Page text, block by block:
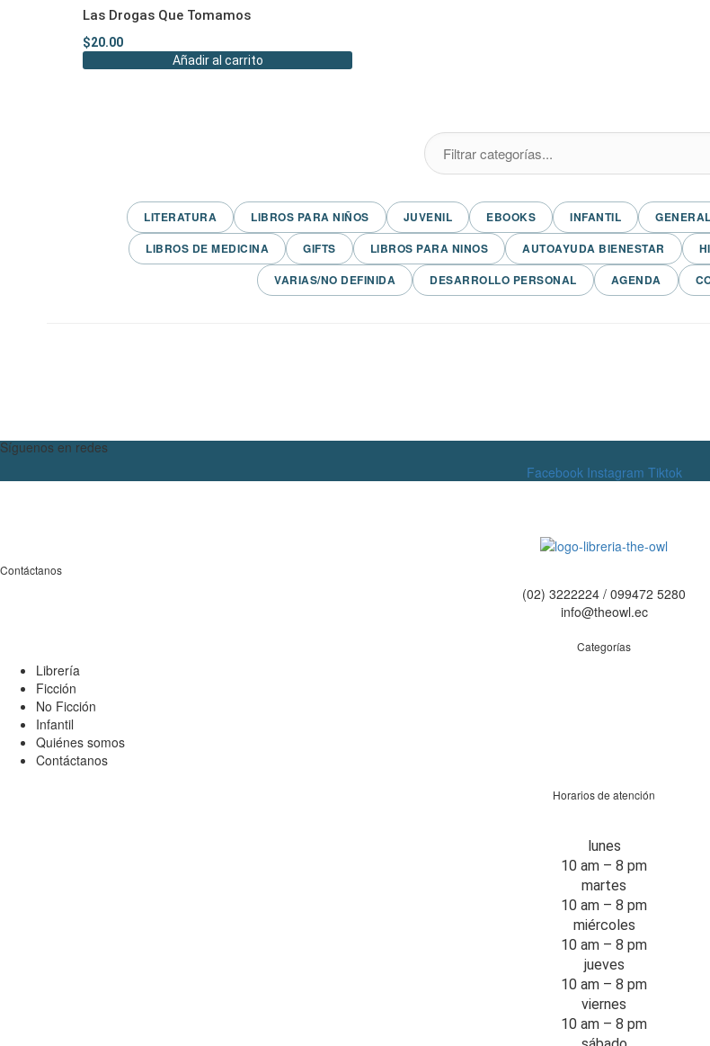
Las Drogas Que Tomamos
$20.00
Añadir al carrito
LITERATURA LIBROS PARA NIÑOS JUVENIL EBOOKS INFANTIL GENERAL
LIBROS DE MEDICINA
GIFTS LIBROS PARA NINOS AUTOAYUDA BIENESTAR
VARIAS/NO DEFINIDA
DESARROLLO PERSONAL AGENDA
Síguenos en redes
Facebook Instagram Tiktok
Contáctanos
(02) 3222224 / 099472 5280
info@theowl.ec
Categorías
Librería
Ficción
No Ficción
Infantil
Quiénes somos
Contáctanos
Horarios de atención
lunes
10 am – 8 pm
martes
10 am – 8 pm
miércoles
10 am – 8 pm
jueves
10 am – 8 pm
viernes
10 am – 8 pm